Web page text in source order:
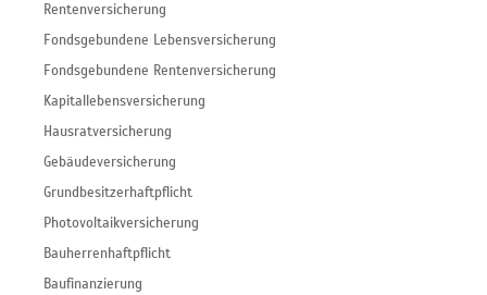
Rentenversicherung
Fondsgebundene Lebensversicherung
Fondsgebundene Rentenversicherung
Kapitallebensversicherung
Hausratversicherung
Gebäudeversicherung
Grundbesitzerhaftpflicht
Photovoltaikversicherung
Bauherrenhaftpflicht
Baufinanzierung